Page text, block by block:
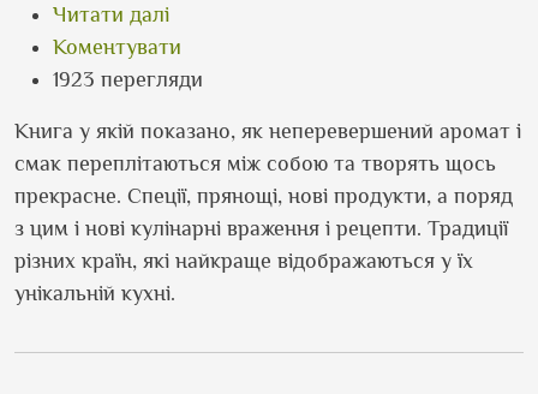
Читати даліпро Казан, мангал та інші
Коментувати
1923 перегляди
Книга у якій показано, як неперевершений аромат і
смак переплітаються між собою та творять щось
прекрасне. Спеції, прянощі, нові продукти, а поряд
з цим і нові кулінарні враження і рецепти. Традиції
різних країн, які найкраще відображаються у їх
унікальній кухні.